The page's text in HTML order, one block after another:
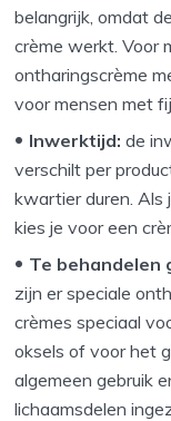
belangrijk, omdat
crème werkt. Voor
ontharingscrème
voor mensen met
Inwerktijd:de
verschilt per
kwartier duren. Als
kies je voor een
Te behandelen
zijn er speciale
crèmes speciaal
oksels of voor het
algemeen gebruik
lichaamsdelen